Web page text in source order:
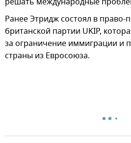
Ранее Этридж состоял в право-
британской партии UKIP,
за ограничение иммиграции и
страны из Евросоюза.